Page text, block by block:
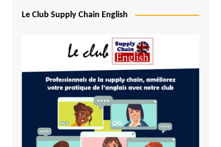
Le Club Supply Chain English